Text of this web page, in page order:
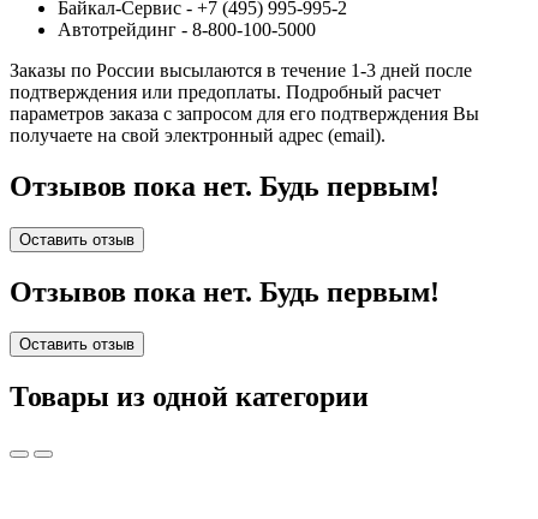
Байкал-Сервис - +7 (495) 995-995-2
Автотрейдинг - 8-800-100-5000
Заказы по России высылаются в течение 1-3 дней после
подтверждения или предоплаты. Подробный расчет
параметров заказа с запросом для его подтверждения Вы
получаете на свой электронный адрес (email).
Отзывов пока нет. Будь первым!
Оставить отзыв
Отзывов пока нет. Будь первым!
Оставить отзыв
Товары из одной категории